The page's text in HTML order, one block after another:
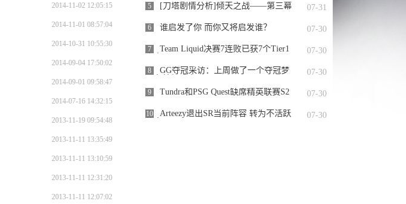
2014-11-02 12:05:15
2014-11-01 08:57:04
2014-10-31 10:55:30
2014-09-04 17:50:02
2014-09-01 09:58:47
2014-07-16 14:32:15
2013-11-19 09:54:48
2013-11-11 13:35:49
2013-11-11 13:10:59
2013-11-11 12:31:20
2013-11-11 12:07:02
5 [刀塔剧情分析]倾天之战——第三幕 07-31
6 谁启发了你 而你又将启发谁？ 07-30
7
Team Liquid决赛7连败已获7个Tier1
07-30
8
GG夺冠采访：上周做了一个夺冠梦
07-30
9 Tundra和PSG Quest缺席精英联赛S2 07-30
10
Arteezy退出SR当前阵容 转为不活跃
07-30